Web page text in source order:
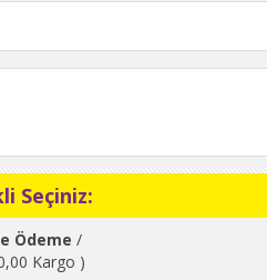
Seçiniz:
Ödeme /
Kargo )